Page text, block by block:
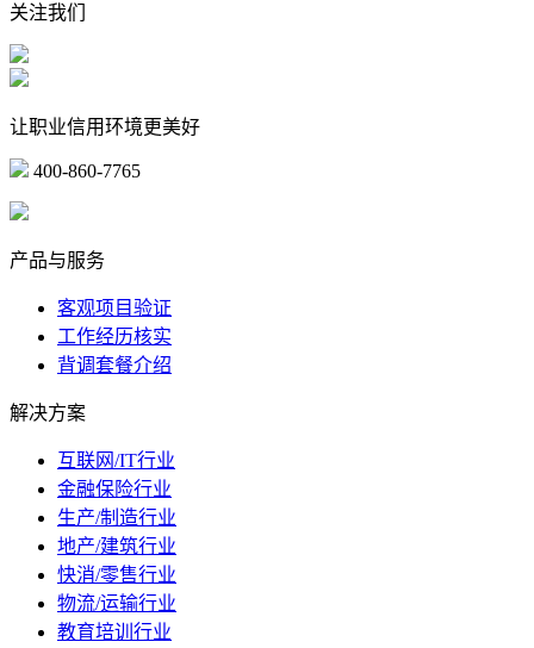
关注我们
让职业信用环境更美好
400-860-7765
产品与服务
客观项目验证
工作经历核实
背调套餐介绍
解决方案
互联网/IT行业
金融保险行业
生产/制造行业
地产/建筑行业
快消/零售行业
物流/运输行业
教育培训行业